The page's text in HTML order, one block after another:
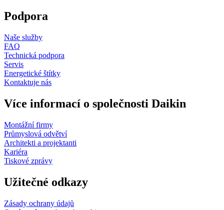
Podpora
Naše služby
FAQ
Technická podpora
Servis
Energetické štítky
Kontaktuje nás
Více informací o společnosti Daikin
Montážní firmy
Průmyslová odvětví
Architekti a projektanti
Kariéra
Tiskové zprávy
Užitečné odkazy
Zásady ochrany údajů